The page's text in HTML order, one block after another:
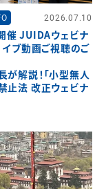
2026.07.10
催 JUIDAウェビナ
ブ動画ご視聴のご
が解説！「小型無人
止法 改正ウェビナ